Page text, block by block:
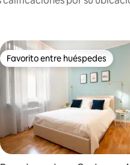
Favorito entre huéspedes
Favorito entre huéspedes